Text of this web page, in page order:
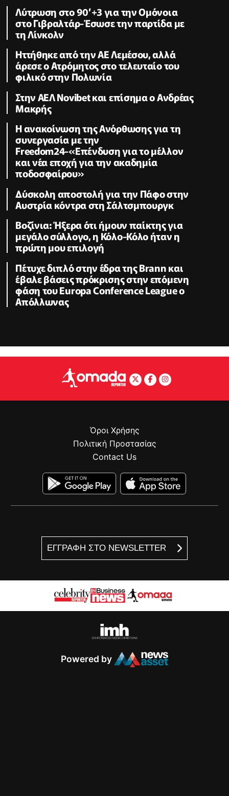
Λύτρωση στο 90’+3 για την Ομόνοια
στο Γιβραλτάρ-Έσωσε την παρτίδα με
τη Λίνκολν
Ηττήθηκε από την ΑΕ Λεμέσου, αλλά
άρεσε ο Ατρόμητος στο τελευταίο του
φιλικό στην Πολωνία
Στην ΑΕΛ Novibet και επίσημα ο Ανδρέας
Μακρής
H ανακοίνωση της Ανόρθωσης για τη
συνεργασία με την
Freedom24-«Επένδυση για το μέλλον
και νέα εποχή για την ακαδημία
ποδοσφαίρου»
Δύσκολη αποστολή για την Πάφο στην
Αυστρία κόντρα στη Σάλτσμπουργκ
Βοζίνια: Ήξερα ότι ήμουν παίκτης για
μεγάλο σύλλογο, η Κόλο-Κόλο ήταν η
πρώτη μου επιλογή
Πέτυχε διπλό στην έδρα της Brann και
έβαλε βάσεις πρόκρισης στην επόμενη
φάση του Europa Conference League ο
Απόλλωνας
ΕΓΓΡΑΦΗ ΣΤΟ NEWSLETTER
Όροι Χρήσης
Πολιτική Προστασίας
Contact Us
Powered by